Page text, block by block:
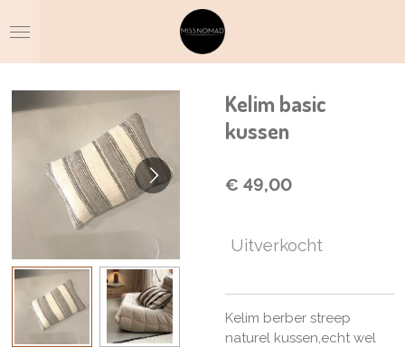
direct
Kelim basic
kussen
€ 49,00
Uitverkocht
Kelim berber streep
naturel kussen,echt wel